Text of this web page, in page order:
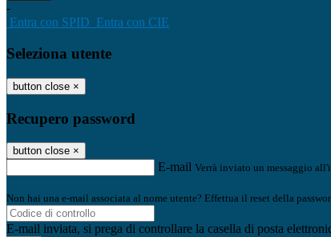
-
Entra con SPID Entra con CIE
Seleziona utente
button close ×
Recupero password
button close ×
E-mail Verrà inviato un messaggio
Non hai una e-mail associata al nome utente? Effettua il reset della
E-mail inviata, si prega di controllare la casella di posta